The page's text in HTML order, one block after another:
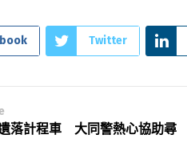
Twitter
落計程車 大同警熱心協助尋